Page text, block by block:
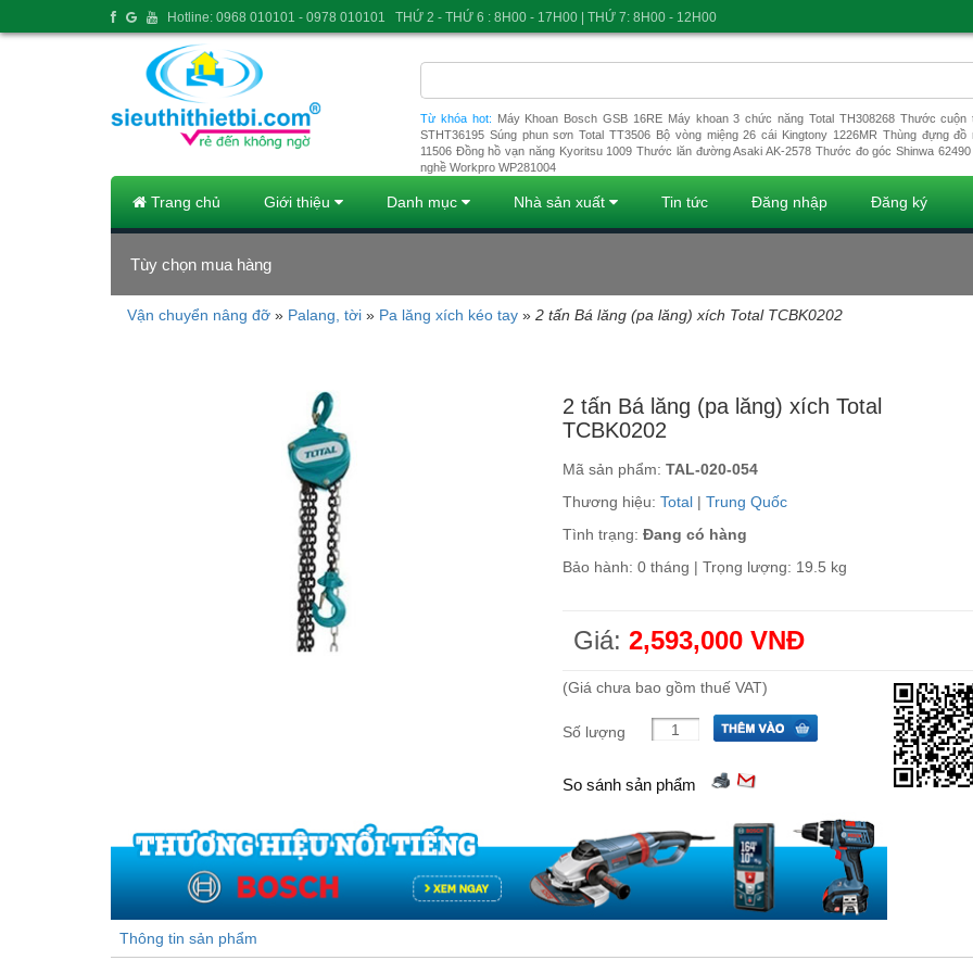
Từ khóa hot: Máy Khoan Bosch GSB 16RE Máy khoan 3 chức năng Total TH308268 Thước cuộn
STHT36195 Súng phun sơn Total TT3506 Bộ vòng miệng 26 cái Kingtony 1226MR Thùng đựng đồ
11506 Đồng hồ vạn năng Kyoritsu 1009 Thước lăn đường Asaki AK-2578 Thước đo góc Shinwa 62490
nghề Workpro WP281004
Trang chủ Giới thiệu Danh mục Nhà sản xuất Tin tức Đăng nhập Đăng ký
Tùy chọn mua hàng
Vận chuyển nâng đỡ » Palang, tời » Pa lăng xích kéo tay » 2 tấn Bá lăng (pa lăng) xích Total TCBK0202
2 tấn Bá lăng (pa lăng) xích Total
TCBK0202
Mã sản phẩm:TAL-020-054
Thương hiệu:Total |Trung Quốc
Tình trạng: Đang có hàng
Bảo hành: 0 tháng | Trọng lượng: 19.5 kg
Giá:2,593,000 VNĐ
(Giá chưa bao gồm thuế VAT)
Số lượng
So sánh sản phẩm
Thông tin sản phẩm
Hotline: 0968 010101 - 0978 010101 THỨ 2 - THỨ 6 : 8H00 - 17H00 | THỨ 7: 8H00 - 12H00